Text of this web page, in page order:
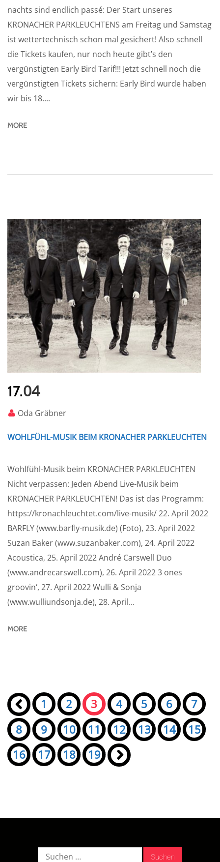
nachts sind endlich passé: Der Start unseres
KRONACHER PARKLEUCHTENS am Freitag und Samstag
ist wettertechnisch schon mal gesichert! Also schnell
die Tickets kaufen, nur noch heute gibt’s den
vergünstigten Early Bird Tarif!!! Jetzt schnell noch die
vergünstigten Tickets sichern: Early Bird wurde haben
wir bis 18....
MORE
17.04
Oda Gräbner
WOHLFÜHL-MUSIK BEIM KRONACHER PARKLEUCHTEN
Wohlfühl-Musik beim KRONACHER PARKLEUCHTEN
Nicht verpassen: Jeden Abend Live-Musik beim
KRONACHER PARKLEUCHTEN! Das ist das Programm:
https://kronachleuchtet.com/live-musik/ 22. April 2022
BARFLY (www.barfly-musik.de) (Foto), 23. April 2022
Suzan Baker (www.suzanbaker.com), 24. April 2022
Acoustica, 25. April 2022 André Carswell Duo
(www.andrecarswell.com), 26. April 2022 3 ones
groovin‘, 27. April 2022 Wulli & Sonja
(www.wulliundsonja.de), 28. April...
MORE
Seiten:
« 1 2 3 4 5 6
7
8
9 10 11 12 13 14
15
16
17 18 19 »
Suche